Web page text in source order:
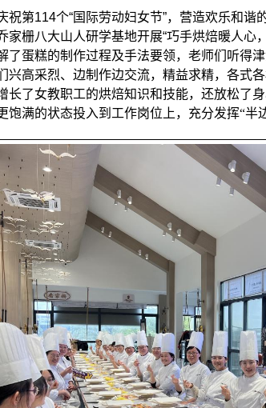
祝第114个“国际劳动妇女节”，营造欢乐和
栅八大山人研学基地开展“巧手烘焙暖人心
了蛋糕的制作过程及手法要领，老师们听得
高采烈、边制作边交流，精益求精，各式各
长了女教职工的烘焙知识和技能，还放松了
饱满的状态投入到工作岗位上，充分发挥“半